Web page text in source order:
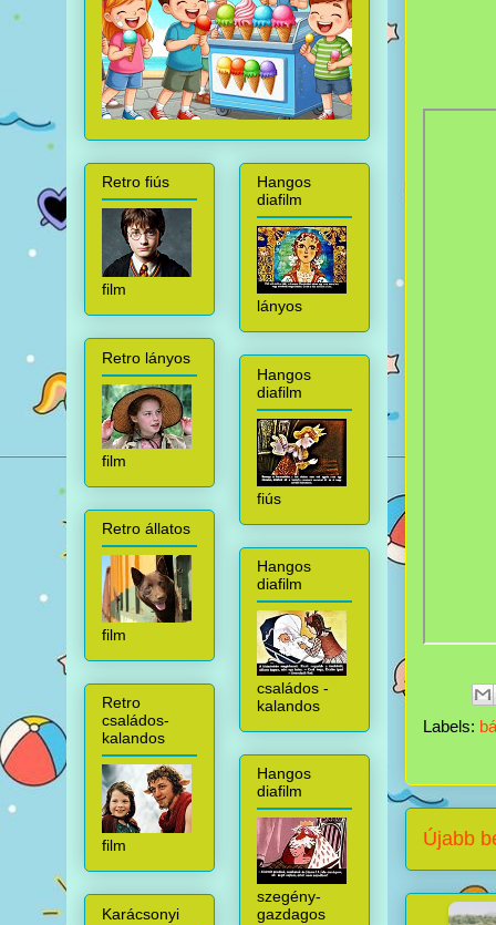
Labels:
Újabb
Retro fiús
film
Retro lányos
film
Retro állatos
film
Retro
családos-
kalandos
film
Karácsonyi
Hangos
diafilm
lányos
Hangos
diafilm
fiús
Hangos
diafilm
családos -
kalandos
Hangos
diafilm
szegény-
gazdagos